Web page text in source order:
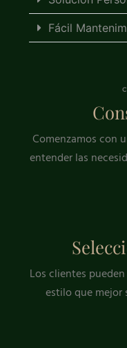
Fácil
Comenzamos con
entender las
Los clientes
estilo que mejor